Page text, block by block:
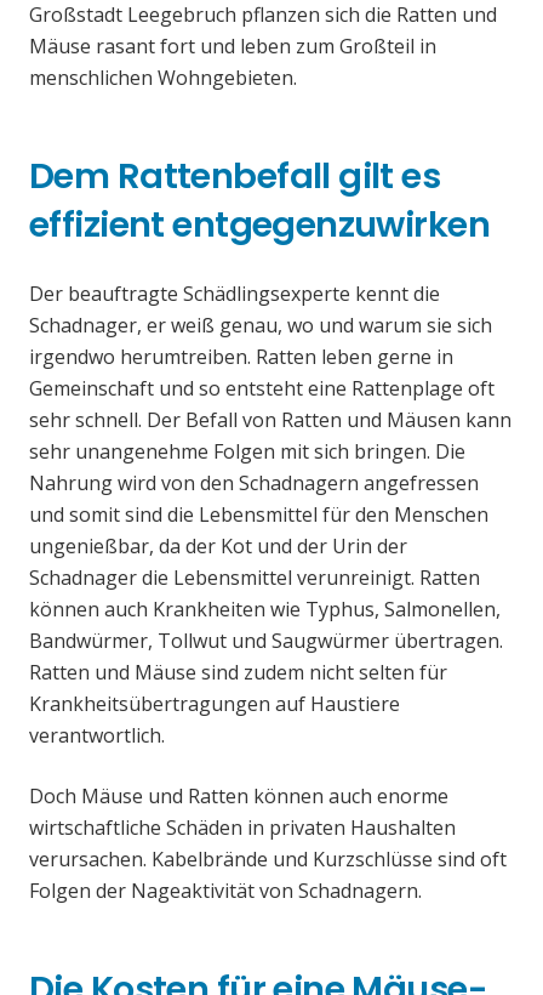
Großstadt Leegebruch pflanzen sich die Ratten und
Mäuse rasant fort und leben zum Großteil in
menschlichen Wohngebieten.
Dem Rattenbefall gilt es
effizient entgegenzuwirken
Der beauftragte Schädlingsexperte kennt die
Schadnager, er weiß genau, wo und warum sie sich
irgendwo herumtreiben. Ratten leben gerne in
Gemeinschaft und so entsteht eine Rattenplage oft
sehr schnell. Der Befall von Ratten und Mäusen kann
sehr unangenehme Folgen mit sich bringen. Die
Nahrung wird von den Schadnagern angefressen
und somit sind die Lebensmittel für den Menschen
ungenießbar, da der Kot und der Urin der
Schadnager die Lebensmittel verunreinigt. Ratten
können auch Krankheiten wie Typhus, Salmonellen,
Bandwürmer, Tollwut und Saugwürmer übertragen.
Ratten und Mäuse sind zudem nicht selten für
Krankheitsübertragungen auf Haustiere
verantwortlich.
Doch Mäuse und Ratten können auch enorme
wirtschaftliche Schäden in privaten Haushalten
verursachen. Kabelbrände und Kurzschlüsse sind oft
Folgen der Nageaktivität von Schadnagern.